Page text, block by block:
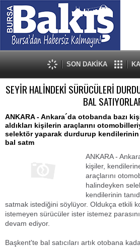
SON DAKİKA
SEYİR HALİNDEKİ SÜRÜCÜLERİ
BAL
ANKARA - Ankara´da otobanda bazı
aldıkları kişilerin araçlarını
selektör yaparak durdurup kendilerinin
bal satm
ANKARA -
kişiler,
araçlarını
halindeyken
kendilerinin
satmak istediğini söylüyor. Oldukça etkili
istemeyen sürücüler ister istemez
devam ediyor.
Başkent'te bal satıcıları artık otobana